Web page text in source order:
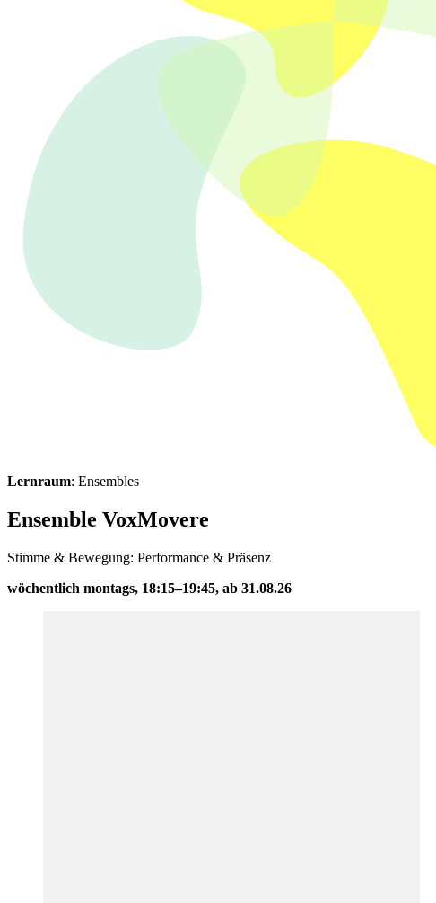
Lernraum: Ensembles
Ensemble VoxMovere
Stimme & Bewegung: Performance & Präsenz
wöchentlich montags, 18:15–19:45, ab 31.08.26